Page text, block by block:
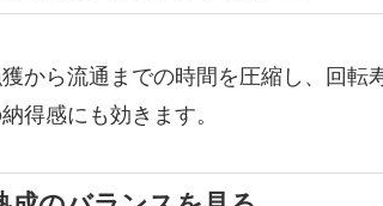
から流通までの時間を圧縮し、回転
得感にも効きます。